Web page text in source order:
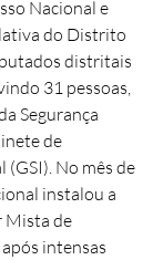
Nacional e
do Distrito
distritais
31 pessoas,
Segurança
de
No mês de
instalou a
Mista de
intensas